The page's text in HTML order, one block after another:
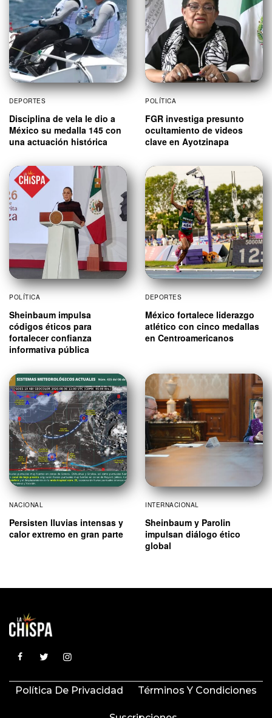
DEPORTES
Disciplina de vela le dio a
México su medalla 145 con
una actuación histórica
POLÍTICA
FGR investiga presunto
ocultamiento de videos
clave en Ayotzinapa
POLÍTICA
Sheinbaum impulsa
códigos éticos para
fortalecer confianza
informativa pública
DEPORTES
México fortalece liderazgo
atlético con cinco medallas
en Centroamericanos
NACIONAL
Persisten lluvias intensas y
calor extremo en gran parte
INTERNACIONAL
Sheinbaum y Parolin
impulsan diálogo ético
global
Política De Privacidad Términos Y Condiciones